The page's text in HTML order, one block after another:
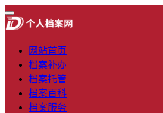
网站首页
档案补办
档案托管
档案百科
档案服务